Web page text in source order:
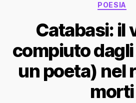
POESIA
Catabasi: il
compiuto dagli
un poeta) nel
morti